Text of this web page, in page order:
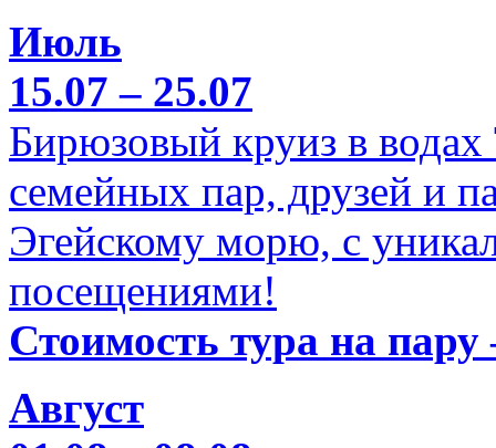
Июль
15.07 – 25.07
Бирюзовый круиз в
семейных пар, друзей и
Эгейскому морю, с
посещениями!
Стоимость тура на пару
Август